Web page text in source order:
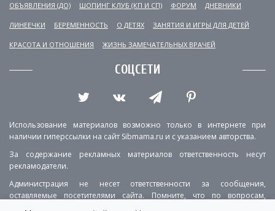
ОБЪЯВЛЕНИЯ (ДО) ШОПИНГ КЛУБ (КП И СП) ФОРУМ ДНЕВНИКИ
ЛИНЕЕЧКИ БЕРЕМЕННОСТЬ О ДЕТЯХ ЗАНЯТИЯ И ИГРЫ ДЛЯ ДЕТЕЙ
КРАСОТА И ОТНОШЕНИЯ ЖИЗНЬ ЗАМЕЧАТЕЛЬНЫХ ВРАЧЕЙ
СОЦСЕТИ
Использование материалов возможно только в интернете при
наличии гиперссылки на сайт Sibmama.ru и с указанием авторства.
За содержание рекламных материалов ответственность несут
рекламодатели.
Администрация не несет ответственности за сообщения,
оставляемые посетителями сайта. Помните, что по вопросам,